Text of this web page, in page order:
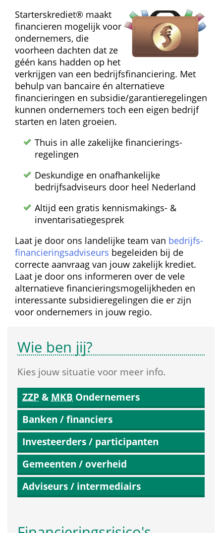
Starterskrediet® maakt
financieren mogelijk voor
ondernemers, die
voorheen dachten dat ze
géén kans hadden op het
verkrijgen van een bedrijfs­financiering. Met
behulp van bancaire én alternatieve
financieringen en subsidie/garantie­regelingen
kunnen ondernemers toch een eigen bedrijf
starten en laten groeien.
Thuis in alle zakelijke financierings­
regelingen
Deskundige en onafhankelijke
bedrijfsadviseurs door heel Nederland
Altijd een gratis kennismakings- &
inventarisatie­gesprek
Laat je door ons landelijke team van bedrijfs­
financierings­adviseurs begeleiden bij de
correcte aanvraag van jouw zakelijk krediet.
Laat je door ons informeren over de vele
alternatieve financierings­mogelijkheden en
interessante subsidie­regelingen die er zijn
voor ondernemers in jouw regio.
Wie ben jij?
Kies jouw situatie voor meer info.
ZZP & MKB Ondernemers
Banken / financiers
Investeerders / participanten
Gemeenten / overheid
Adviseurs / intermediairs